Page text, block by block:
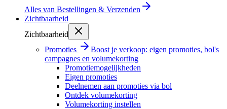
Alles van Bestellingen & Verzenden
Zichtbaarheid
Zichtbaarheid
Promoties
Boost je verkoop: eigen promoties, bol's
campagnes en volumekorting
Promotiemogelijkheden
Eigen promoties
Deelnemen aan promoties via bol
Ontdek volumekorting
Volumekorting instellen